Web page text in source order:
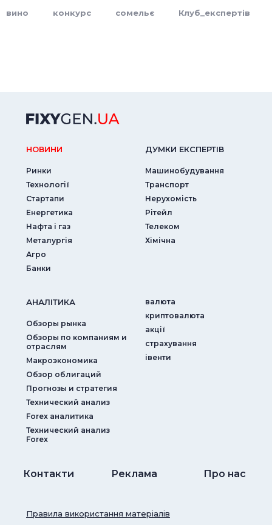
вино конкурс сомельє Клуб_експертів
НОВИНИ
Ринки
Технології
Стартапи
Енергетика
Нафта і газ
Металургія
Агро
Банки
ДУМКИ ЕКСПЕРТIВ
Машинобудування
Транспорт
Нерухомість
Рітейл
Телеком
Хімічна
АНАЛIТИКА
Обзоры рынка
Обзоры по компаниям и
отраслям
Макроэкономика
Обзор облигаций
Прогнозы и стратегия
Технический анализ
Forex аналитика
Технический анализ
Forex
валюта
криптовалюта
акції
страхування
iвенти
Контакти Реклама Про нас
Правила використання матеріалів